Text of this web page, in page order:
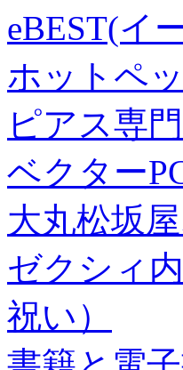
eBEST(イ
ホットペ
ピアス専
ベクター
大丸松坂
ゼクシィ
祝い）